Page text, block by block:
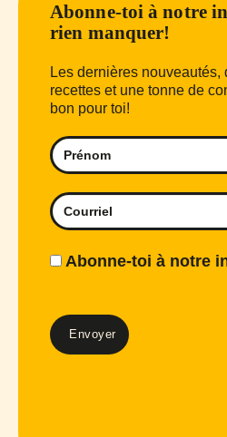
Abonne-toi à notre
rien manquer!
Les dernières
recettes et une tonne de
bon pour toi!
Abonne-toi à notre